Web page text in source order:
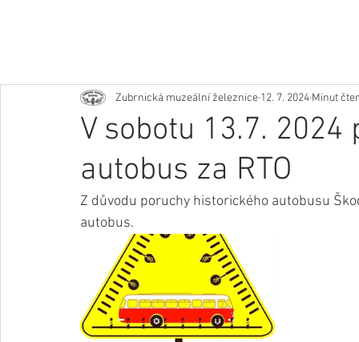
V sobotu 13.7.
autobus za RTO
Zubrnická muzeální železnice 12. 7. 2024 Minut
Z důvodu poruchy historického autobusu
autobus.